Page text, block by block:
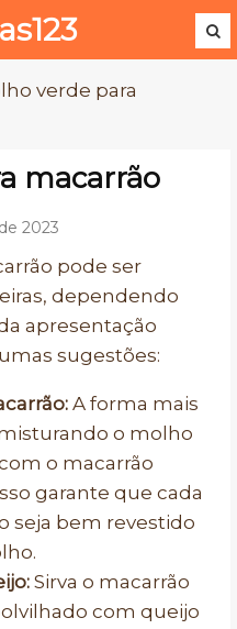
verde para
macarrão
2023
pode ser
dependendo
apresentação
sugestões:
A forma mais
o molho
o macarrão
garante que cada
seja bem revestido
Sirva o macarrão
com queijo